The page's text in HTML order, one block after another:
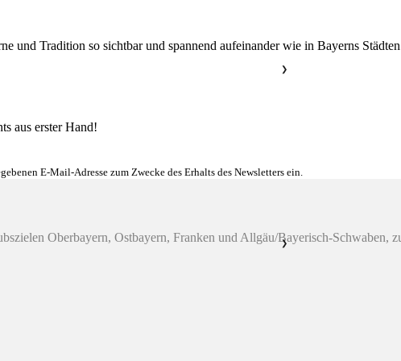
und Tradition so sichtbar und spannend aufeinander wie in Bayerns
aus erster Hand!
E-Mail-Adresse zum Zwecke des Erhalts des Newsletters ein.
Oberbayern, Ostbayern, Franken und Allgäu/Bayerisch-Schwaben,
❯
❯